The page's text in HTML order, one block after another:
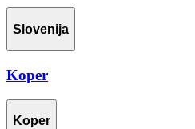
Slovenija
Koper
Koper